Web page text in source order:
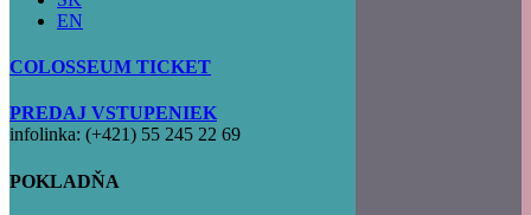
EN
COLOSSEUM TICKET
PREDAJ VSTUPENIEK
infolinka: (+421) 55 245 22 69
POKLADŇA